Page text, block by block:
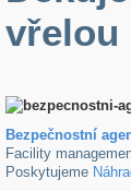
vřelou
Bezpečnostní
Facility
Poskytujeme